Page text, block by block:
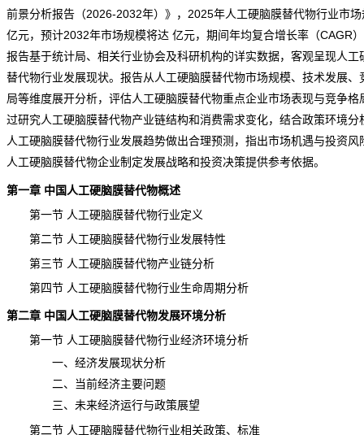
前景分析报告（2026-2032年） 》，2025年人工硬脑膜替代物行业市场
亿元，预计2032年市场规模将达 亿元，期间年均复合增长率（CAGR
报告基于统计局、相关行业协会及科研机构的详实数据，客观呈现人工
替代物行业发展现状。报告从人工硬脑膜替代物市场规模、技术发展、
局等维度展开分析，评估人工硬脑膜替代物重点企业市场表现与竞争格
过研究人工硬脑膜替代物产业链结构和消费需求变化，结合政策环境分
人工硬脑膜替代物行业发展趋势做出合理预测 ，指出市场机遇与投资风
人工硬脑膜替代物企业制定发展战略和投资决策提供参考依据。
第一章 中国人工硬脑膜替代物概述
第一节 人工硬脑膜替代物行业定义
第二节 人工硬脑膜替代物行业发展特性
第三节 人工硬脑膜替代物产业链分析
第四节 人工硬脑膜替代物行业生命周期分析
第二章 中国人工硬脑膜替代物发展环境分析
第一节 人工硬脑膜替代物行业经济环境分析
一、经济发展现状分析
二、当前经济主要问题
三、未来经济运行与政策展望
第二节 人工硬脑膜替代物行业相关政策、标准